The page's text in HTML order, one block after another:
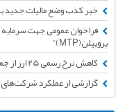
خبر کذب وضع مالیات جدید
فراخوان عمومی جهت
پروپیلن(MTP)"
کاهش نرخ رسمی 25 ارز از جمله یورو
گزارشی از عملکرد